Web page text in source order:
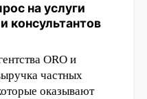
на услуги
консультантов
ORO и
частных
оказывают